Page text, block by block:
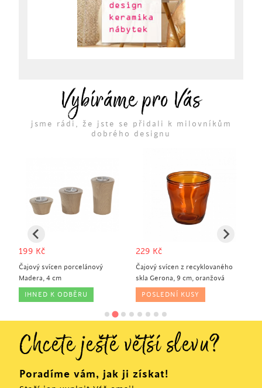
Vybíráme pro Vás
jsme rádi, že jste se přidali k milovníkům
dobrého designu
199 Kč
Čajový svícen porcelánový
Madera, 4 cm
IHNED K ODBĚRU
229 Kč
Čajový svícen z recyklovaného
skla Gerona, 9 cm, oranžová
POSLEDNÍ KUSY
Chcete ještě větší slevu?
Poradíme vám, jak ji získat!